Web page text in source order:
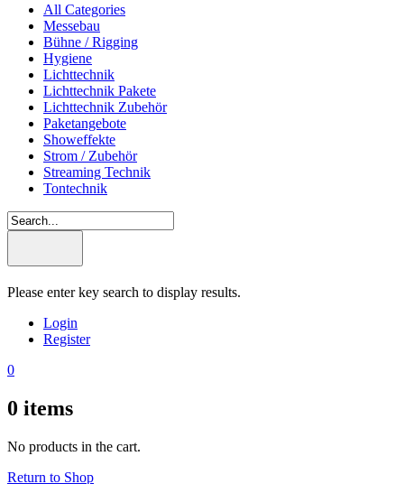
All Categories
Messebau
Bühne / Rigging
Hygiene
Lichttechnik
Lichttechnik Pakete
Lichttechnik Zubehör
Paketangebote
Showeffekte
Strom / Zubehör
Streaming Technik
Tontechnik
Please enter key search to display results.
Login
Register
0
0 items
No products in the cart.
Return to Shop